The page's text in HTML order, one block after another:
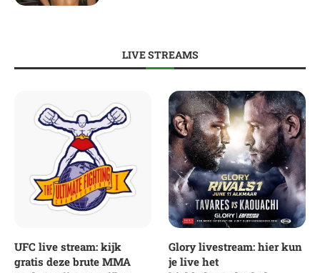
LIVE STREAMS
UFC live stream: kijk
gratis deze brute MMA
Glory livestream: hier kun
je live het